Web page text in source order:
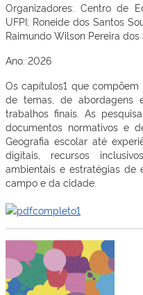
Organizadores: Centro de
UFPI; Roneide dos Santos
Raimundo Wilson Pereira dos
Ano: 2026
Os capítulos1 que
de temas, de abordagens
trabalhos finais. As
documentos normativos e
Geografia escolar até
digitais, recursos
ambientais e estratégias de
campo e da cidade.